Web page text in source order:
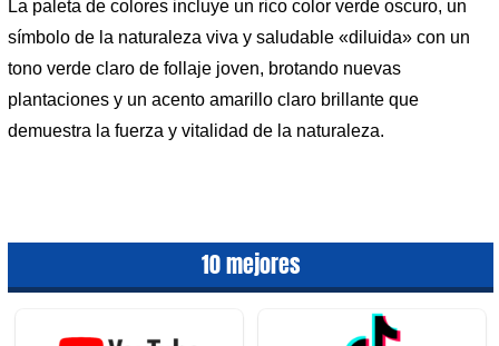
La paleta de colores incluye un rico color verde oscuro, un
símbolo de la naturaleza viva y saludable «diluida» con un
tono verde claro de follaje joven, brotando nuevas
plantaciones y un acento amarillo claro brillante que
demuestra la fuerza y ​​vitalidad de la naturaleza.
10 mejores